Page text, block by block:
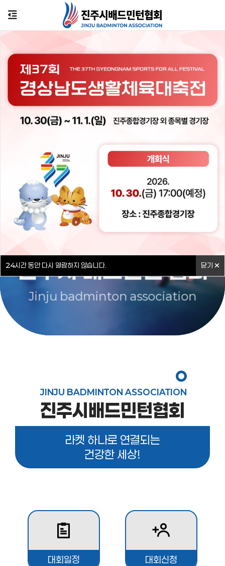
24시간 동안 다시 열람하지 않습니다. 닫기
함께 뛰고, 함께 웃는
진주시 배드민턴 협회
Jinju badminton association
JINJU BADMINTON ASSOCIATION
진주시배드민턴협회
라켓 하나로 연결되는
건강한 세상!
대회일정 대회신청